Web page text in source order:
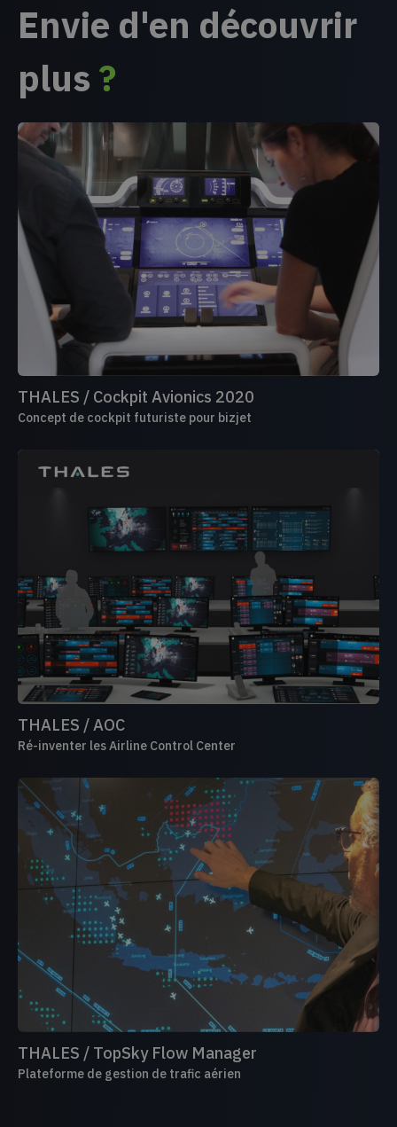
Envie d'en découvrir
plus ?
THALES / Cockpit Avionics 2020
Concept de cockpit futuriste pour bizjet
THALES / AOC
Ré-inventer les Airline Control Center
THALES / TopSky Flow Manager
Plateforme de gestion de trafic aérien